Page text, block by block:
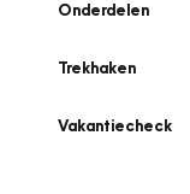
Onderdelen
Trekhaken
Vakantiecheck